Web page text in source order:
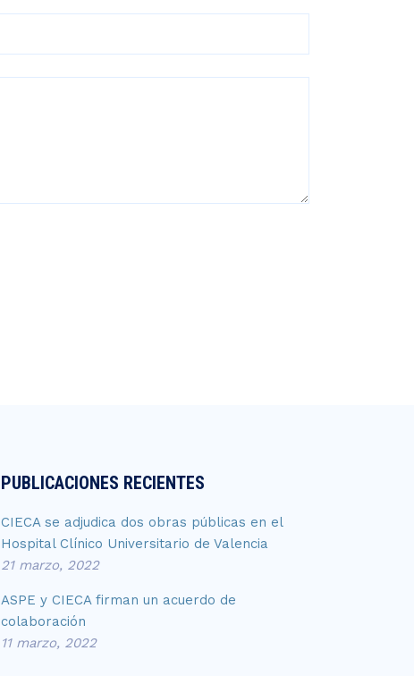
PUBLICACIONES RECIENTES
CIECA se adjudica dos obras públicas en el
Hospital Clínico Universitario de Valencia
21 marzo, 2022
ASPE y CIECA firman un acuerdo de
colaboración
11 marzo, 2022